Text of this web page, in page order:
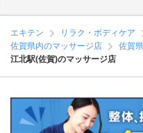
エキテン リラク・ボディケア
佐賀県内のマッサージ店
佐賀
江北駅(佐賀)のマッサージ店